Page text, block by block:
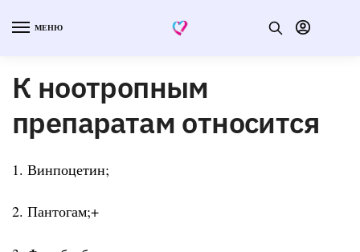
МЕНЮ
К ноотропным
препаратам относится
1. Винпоцетин;
2. Пантогам;+